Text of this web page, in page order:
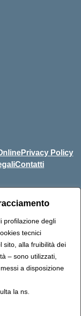
profilazione degli
tecnici
sito, alla fruibilità dei
– sono utilizzati,
a disposizione
la ns.
Privacy Policy
Contatti
Segesta